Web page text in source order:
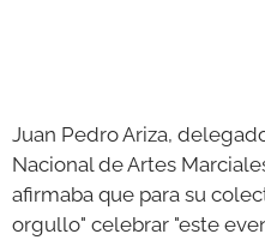
Juan Pedro Ariza,
Nacional de Artes
afirmaba que para su
orgullo" celebrar "este